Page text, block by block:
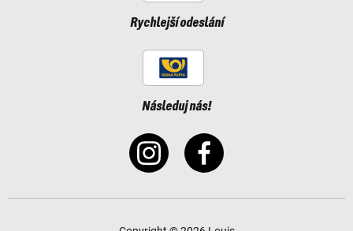
Rychlejší odeslání
Následuj nás!